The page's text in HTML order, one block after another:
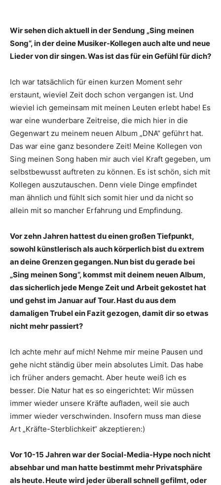
Wir sehen dich aktuell in der Sendung „Sing meinen
Song“, in der deine Musiker-Kollegen auch alte und neue
Lieder von dir singen. Was ist das für ein Gefühl für dich?
Ich war tatsächlich für einen kurzen Moment sehr
erstaunt, wieviel Zeit doch schon vergangen ist. Und
wieviel ich gemeinsam mit meinen Leuten erlebt habe! Es
war eine wunderbare Zeitreise, die mich hier in die
Gegenwart zu meinem neuen Album „DNA“ geführt hat.
Das war eine ganz besondere Zeit! Meine Kollegen von
Sing meinen Song haben mir auch viel Kraft gegeben, um
selbstbewusst auftreten zu können. Es ist schön, sich mit
Kollegen auszutauschen. Denn viele Dinge empfindet
man ähnlich und fühlt sich somit hier und da nicht so
allein mit so mancher Erfahrung und Empfindung.
Vor zehn Jahren hattest du einen großen Tiefpunkt,
sowohl künstlerisch als auch körperlich bist du extrem
an deine Grenzen gegangen. Nun bist du gerade bei
„Sing meinen Song“, kommst mit deinem neuen Album,
das sicherlich jede Menge Zeit und Arbeit gekostet hat
und gehst im Januar auf Tour. Hast du aus dem
damaligen Trubel ein Fazit gezogen, damit dir so etwas
nicht mehr passiert?
Ich achte mehr auf mich! Nehme mir meine Pausen und
gehe nicht ständig über mein absolutes Limit. Das habe
ich früher anders gemacht. Aber heute weiß ich es
besser. Die Natur hat es so eingerichtet: Wir müssen
immer wieder unsere Kräfte aufladen, weil sie auch
immer wieder verschwinden. Insofern muss man diese
Art „Kräfte-Sterblichkeit“ akzeptieren:)
Vor 10-15 Jahren war der Social-Media-Hype noch nicht
absehbar und man hatte bestimmt mehr Privatsphäre
als heute. Heute wird jeder überall schnell gefilmt, oder